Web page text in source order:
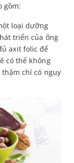
gồm:
loại dưỡng
triển của ống
axit folic để
có thể không
chí có nguy